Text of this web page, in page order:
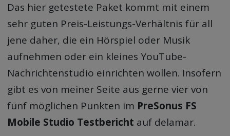
Das hier getestete Paket kommt mit einem
sehr guten Preis-Leistungs-Verhältnis für all
jene daher, die ein Hörspiel oder Musik
aufnehmen oder ein kleines YouTube-
Nachrichtenstudio einrichten wollen. Insofern
gibt es von meiner Seite aus gerne vier von
fünf möglichen Punkten im PreSonus FS
Mobile Studio Testbericht auf delamar.